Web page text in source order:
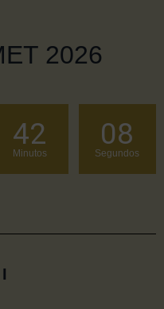
2026
42
Minutos
08
Segundos